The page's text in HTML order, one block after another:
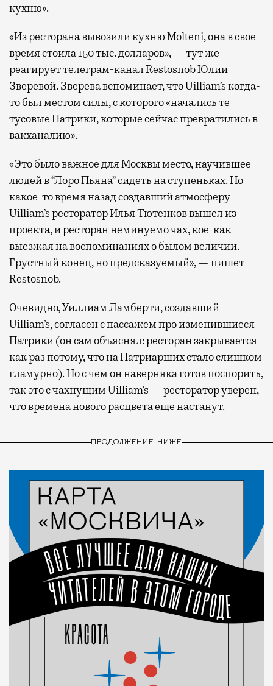
кухню».
«Из ресторана вывозили кухню Molteni, она в свое
время стоила 150 тыс. долларов», — тут же
реагируеттелеграм-канал Restosnob Юлии
Зверевой. Зверева вспоминает, что Uilliam’s когда-
то был местом силы, с которого «начались те
тусовые Патрики, которые сейчас превратились в
вакханалию».
«Это было важное для Москвы место, научившее
людей в “Лоро Пьяна” сидеть на ступеньках. Но
какое-то время назад создавший атмосферу
Uilliam’s ресторатор Илья Тютенков вышел из
проекта, и ресторан неминуемо чах, кое-как
выезжая на воспоминаниях о былом величии.
Грустный конец, но предсказуемый», — пишет
Restosnob.
Очевидно, Уиллиам Ламберти, создавший
Uilliam’s, согласен с пассажем про изменившиеся
Патрики (он самобъяснял: ресторан закрывается
как раз потому, что на Патриарших стало слишком
гламурно). Но с чем он наверняка готов поспорить,
так это с чахнущим Uilliam’s — ресторатор уверен,
что времена нового расцвета еще настанут.
ПРОДОЛЖЕНИЕ НИЖЕ